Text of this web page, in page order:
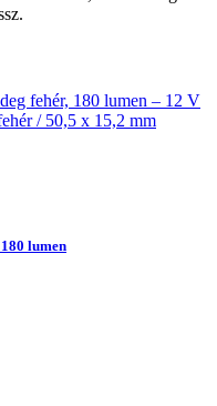
lumen